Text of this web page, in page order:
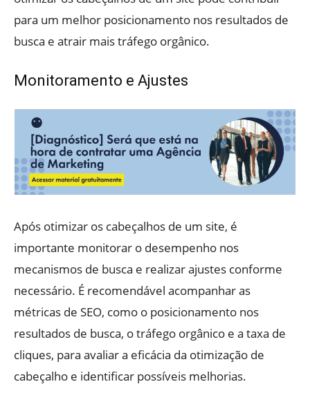
para um melhor posicionamento nos resultados de
busca e atrair mais tráfego orgânico.
Monitoramento e Ajustes
Após otimizar os cabeçalhos de um site, é
importante monitorar o desempenho nos
mecanismos de busca e realizar ajustes conforme
necessário. É recomendável acompanhar as
métricas de SEO, como o posicionamento nos
resultados de busca, o tráfego orgânico e a taxa de
cliques, para avaliar a eficácia da otimização de
cabeçalho e identificar possíveis melhorias.